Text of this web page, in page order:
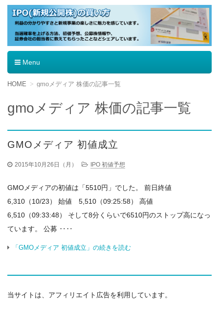
IPO（新規公開株）の買い方
Menu
コ
ン
へ
移
動
HOME gmoメディア 株価の記事一覧
gmoメディア 株価の記事一覧
GMOメディア 初値成立
2015年10月26日（月） IPO 初値予想
GMOメディアの初値は「5510円」でした。 前日終値
6,310（10/23） 始値 5,510（09:25:58） 高値
6,510（09:33:48） そして8分くらいで6510円のストップ高になっ
ています。 公募 ‥‥
「GMOメディア 初値成立」の続きを読む
当サイトは、アフィリエイト広告を利用しています。